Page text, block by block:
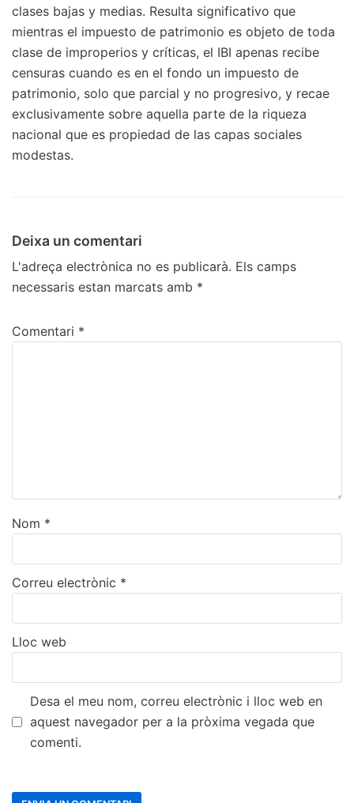
clases bajas y medias. Resulta significativo que
mientras el impuesto de patrimonio es objeto de toda
clase de improperios y críticas, el IBI apenas recibe
censuras cuando es en el fondo un impuesto de
patrimonio, solo que parcial y no progresivo, y recae
exclusivamente sobre aquella parte de la riqueza
nacional que es propiedad de las capas sociales
modestas.
Deixa un comentari
L'adreça electrònica no es publicarà. Els camps
necessaris estan marcats amb *
Comentari *
Nom *
Correu electrònic *
Lloc web
Desa el meu nom, correu electrònic i lloc web en
aquest navegador per a la pròxima vegada que
comenti.